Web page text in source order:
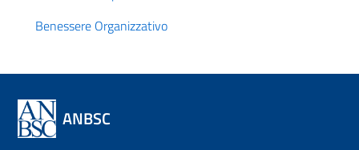
Benessere Organizzativo
ANBSC